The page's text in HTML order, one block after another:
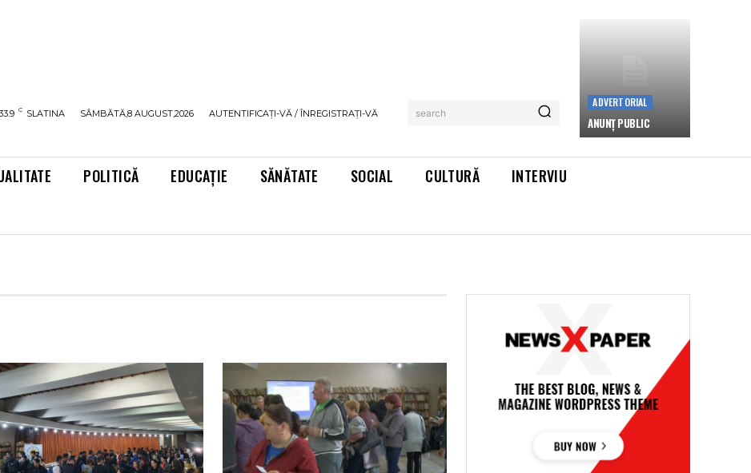
C SLATINA SÂMBĂTĂ,8 AUGUST,2026 AUTENTIFICAȚI-VĂ / ÎNREGISTRAȚI-VĂ search
ADVERTORIAL
ANUNȚ PUBLIC
POLITICĂ EDUCAȚIE SĂNĂTATE SOCIAL CULTURĂ
INTERVIU